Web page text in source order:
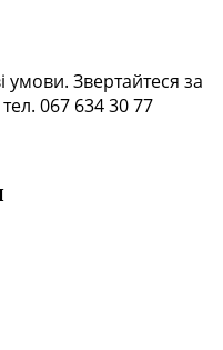
умови. Звертайтеся за
067 634 30 77